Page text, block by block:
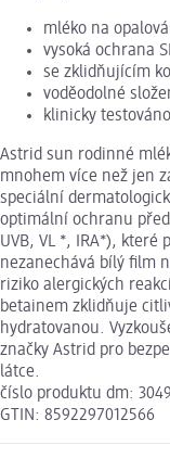
mléko na
vysoká ochrana
se zklidňujícím
voděodolné
klinicky
Astrid sun rodinné
mnohem více než jen
speciální
optimální ochranu
UVB, VL *, IRA*), které
nezanechává bílý film
riziko alergických
betainem zklidňuje
hydratovanou.
značky Astrid pro
látce.
číslo produktu dm:
GTIN: 8592297012566